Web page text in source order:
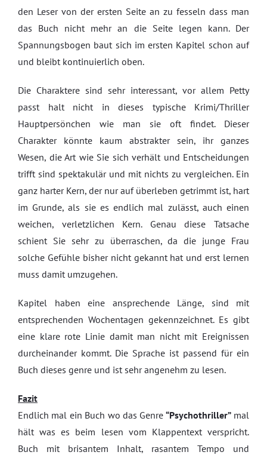
den Leser von der ersten Seite an zu fesseln dass man
das Buch nicht mehr an die Seite legen kann. Der
Spannungsbogen baut sich im ersten Kapitel schon auf
und bleibt kontinuierlich oben.
Die Charaktere sind sehr interessant, vor allem Petty
passt halt nicht in dieses typische Krimi/Thriller
Hauptpersönchen wie man sie oft findet. Dieser
Charakter könnte kaum abstrakter sein, ihr ganzes
Wesen, die Art wie Sie sich verhält und Entscheidungen
trifft sind spektakulär und mit nichts zu vergleichen. Ein
ganz harter Kern, der nur auf überleben getrimmt ist, hart
im Grunde, als sie es endlich mal zulässt, auch einen
weichen, verletzlichen Kern. Genau diese Tatsache
schient Sie sehr zu überraschen, da die junge Frau
solche Gefühle bisher nicht gekannt hat und erst lernen
muss damit umzugehen.
Kapitel haben eine ansprechende Länge, sind mit
entsprechenden Wochentagen gekennzeichnet. Es gibt
eine klare rote Linie damit man nicht mit Ereignissen
durcheinander kommt. Die Sprache ist passend für ein
Buch dieses genre und ist sehr angenehm zu lesen.
Fazit
Endlich mal ein Buch wo das Genre “Psychothriller”mal
hält was es beim lesen vom Klappentext verspricht.
Buch mit brisantem Inhalt, rasantem Tempo und